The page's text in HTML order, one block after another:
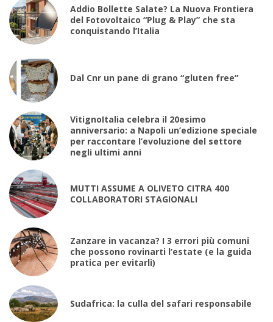
Addio Bollette Salate? La Nuova Frontiera
del Fotovoltaico “Plug & Play” che sta
conquistando l’Italia
Dal Cnr un pane di grano “gluten free”
VitignoItalia celebra il 20esimo
anniversario: a Napoli un’edizione speciale
per raccontare l’evoluzione del settore
negli ultimi anni
MUTTI ASSUME A OLIVETO CITRA 400
COLLABORATORI STAGIONALI
Zanzare in vacanza? I 3 errori più comuni
che possono rovinarti l’estate (e la guida
pratica per evitarli)
Sudafrica: la culla del safari responsabile